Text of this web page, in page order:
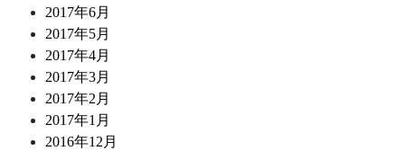
2017年6月
2017年5月
2017年4月
2017年3月
2017年2月
2017年1月
2016年12月